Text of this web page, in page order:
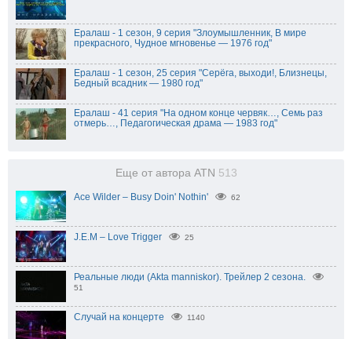
Ералаш - 1 сезон, 9 серия "Злоумышленник, В мире
прекрасного, Чудное мгновенье — 1976 год"
Ералаш - 1 сезон, 25 серия "Серёга, выходи!, Близнецы,
Бедный всадник — 1980 год"
Ералаш - 41 серия "На одном конце червяк…, Семь раз
отмерь…, Педагогическая драма — 1983 год"
Еще от автора ATN 513
Ace Wilder – Busy Doin' Nothin' 62
J.E.M – Love Trigger 25
Реальные люди (Akta manniskor). Трейлер 2 сезона.
51
Случай на концерте 1140